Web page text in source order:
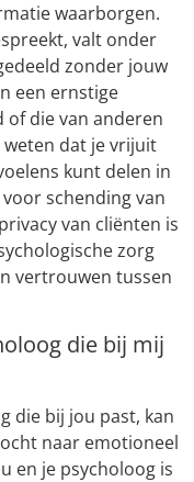
waarborgen.
valt onder
zonder jouw
een ernstige
die van anderen
weten dat je vrijuit
kunt delen in
schending van
van cliënten is
zorg
vertrouwen tussen
die bij mij
die bij jou past, kan
naar emotioneel
en je psycholoog is